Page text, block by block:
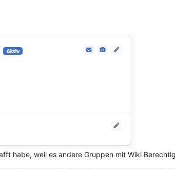
habe, weil es andere Gruppen mit Wiki